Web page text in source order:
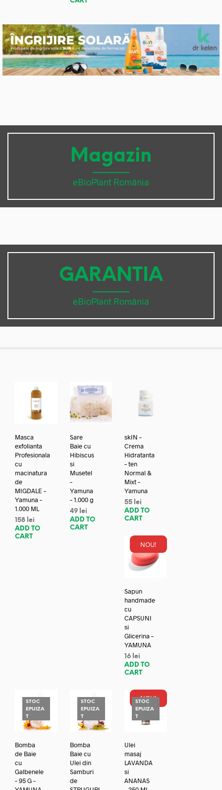
Magazin
eBioPlant România
GARANTIA
eBioPlant România
Masca
exfolianta
Profesionala
cu
macinatura
de
MIGDALE –
Yamuna –
1.000 ML
158 lei
ADD TO
CART
Sare
Baie cu
Hibiscus
si
Musetel
–
Yamuna
– 1.000 g
49 lei
ADD TO
CART
skIN –
Crema
Hidratanta
– ten
Normal &
Mixt –
Yamuna
55 lei
ADD TO
CART
NOU!
Sapun
handmade
cu
CAPSUNI
si
Glicerina –
YAMUNA
16 lei
ADD TO
CART
STOC
EPUIZA
T
Bomba
de Baie
cu
Galbenele
– 95 G –
STOC
EPUIZA
T
Bomba
Baie cu
Ulei din
Samburi
de
NOU!
STOC
EPUIZA
T
Ulei
masaj
LAVANDA
si
ANANAS